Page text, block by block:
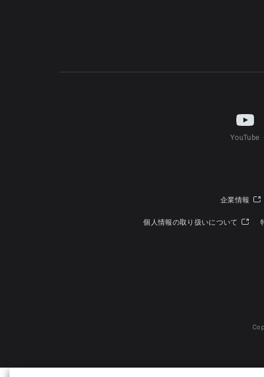
YouTube
企業情報
個人情報の取り扱いについて